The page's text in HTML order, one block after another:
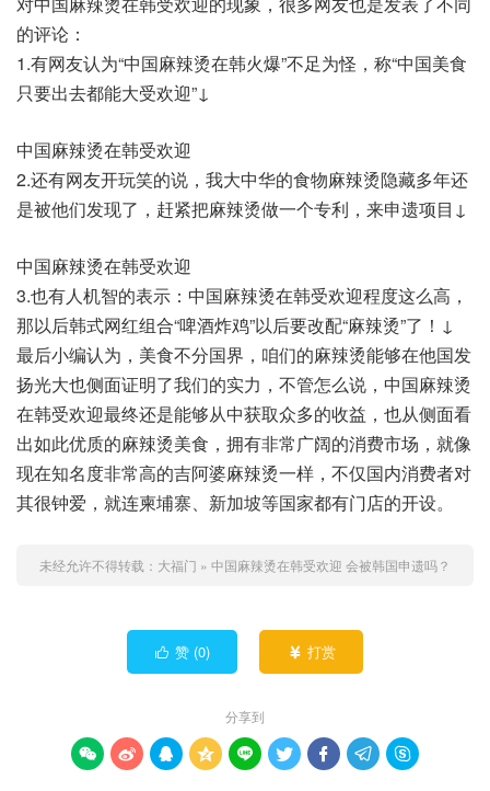
的评论：
1.有网友认为“中国麻辣烫在韩火爆”不足为怪，称“中国美食
只要出去都能大受欢迎”↓
中国麻辣烫在韩受欢迎
2.还有网友开玩笑的说，我大中华的食物麻辣烫隐藏多年还
是被他们发现了，赶紧把麻辣烫做一个专利，来申遗项目↓
中国麻辣烫在韩受欢迎
3.也有人机智的表示：中国麻辣烫在韩受欢迎程度这么高，
那以后韩式网红组合“啤酒炸鸡”以后要改配“麻辣烫”了！↓
最后小编认为，美食不分国界，咱们的麻辣烫能够在他国发
扬光大也侧面证明了我们的实力，不管怎么说，中国麻辣烫
在韩受欢迎最终还是能够从中获取众多的收益，也从侧面看
出如此优质的麻辣烫美食，拥有非常广阔的消费市场，就像
现在知名度非常高的吉阿婆麻辣烫一样，不仅国内消费者对
其很钟爱，就连柬埔寨、新加坡等国家都有门店的开设。
未经允许不得转载： 大福门 » 中国麻辣烫在韩受欢迎 会被韩国申遗吗？
 赞 (0)  打赏
分享到
        